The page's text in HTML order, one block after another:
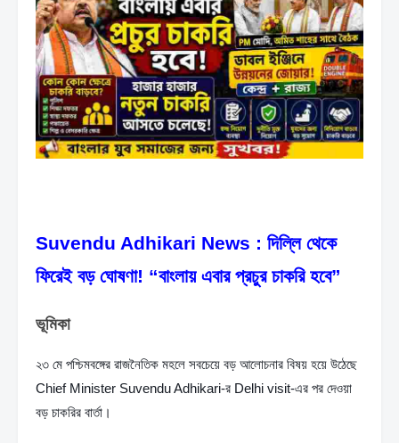
Suvendu Adhikari News : দিল্লি থেকে
ফিরেই বড় ঘোষণা! “বাংলায় এবার প্রচুর চাকরি হবে”
ভূমিকা
২৩ মে পশ্চিমবঙ্গের রাজনৈতিক মহলে সবচেয়ে বড় আলোচনার বিষয় হয়ে উঠেছে
Chief Minister Suvendu Adhikari-র Delhi visit-এর পর দেওয়া
বড় চাকরির বার্তা।